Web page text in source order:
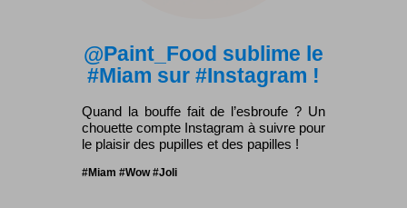
@Paint_Food sublime le
#Miam sur #Instagram !
Quand la bouffe fait de l’esbroufe ? Un
chouette compte Instagram à suivre pour
le plaisir des pupilles et des papilles !
#Miam #Wow #Joli